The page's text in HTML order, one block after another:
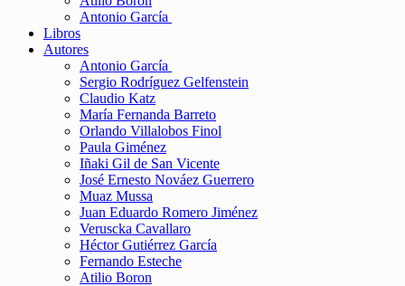
Antonio García
Libros
Autores
Antonio García
Sergio Rodríguez Gelfenstein
Claudio Katz
María Fernanda Barreto
Orlando Villalobos Finol
Paula Giménez
Iñaki Gil de San Vicente
José Ernesto Nováez Guerrero
Muaz Mussa
Juan Eduardo Romero Jiménez
Veruscka Cavallaro
Héctor Gutiérrez García
Fernando Esteche
Atilio Boron